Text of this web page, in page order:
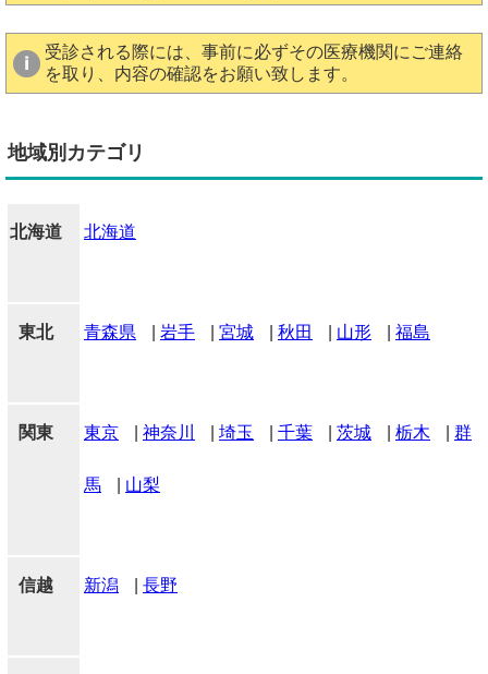
受診される際には、事前に必ずその医療機関にご連絡
を取り、内容の確認をお願い致します。
地域別カテゴリ
北海道 北海道
東北 青森県 岩手 宮城 秋田 山形 福島
関東 東京 神奈川 埼玉 千葉 茨城 栃木 群
馬 山梨
信越 新潟 長野